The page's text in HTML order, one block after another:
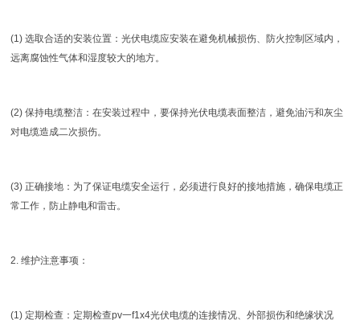
(1) 选取合适的安装位置：光伏电缆应安装在避免机械损伤、防火控制区域内，
远离腐蚀性气体和湿度较大的地方。
(2) 保持电缆整洁：在安装过程中，要保持光伏电缆表面整洁，避免油污和灰尘
对电缆造成二次损伤。
(3) 正确接地：为了保证电缆安全运行，必须进行良好的接地措施，确保电缆正
常工作，防止静电和雷击。
2. 维护注意事项：
(1) 定期检查：定期检查pv一f1x4光伏电缆的连接情况、外部损伤和绝缘状况